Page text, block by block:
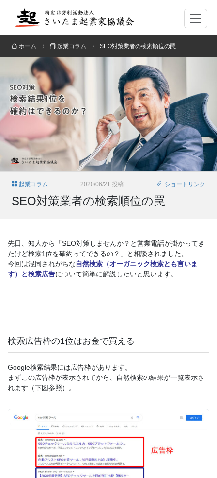
ホーム 起業コラム SEO対策業者の検索順位の罠
起業コラム 2020/06/21 投稿 ショートリンク
SEO対策業者の検索順位の罠
先日、知人から「SEO対策しませんか？と営業電話が掛かってき
たけど検索1位を確約ってできるの？」と相談されました。
今回は混同されがちな自然検索（オーガニック検索とも言いま
す）と検索広告について簡単に解説したいと思います。
検索広告枠の1位はお金で買える
Google検索結果には広告枠があります。
まずこの広告枠が表示されてから、自然検索の結果が一覧表示さ
れます（下図参照）。